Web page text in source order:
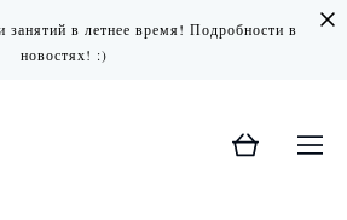
занятий в летнее время! Подробности в
новостях! :)